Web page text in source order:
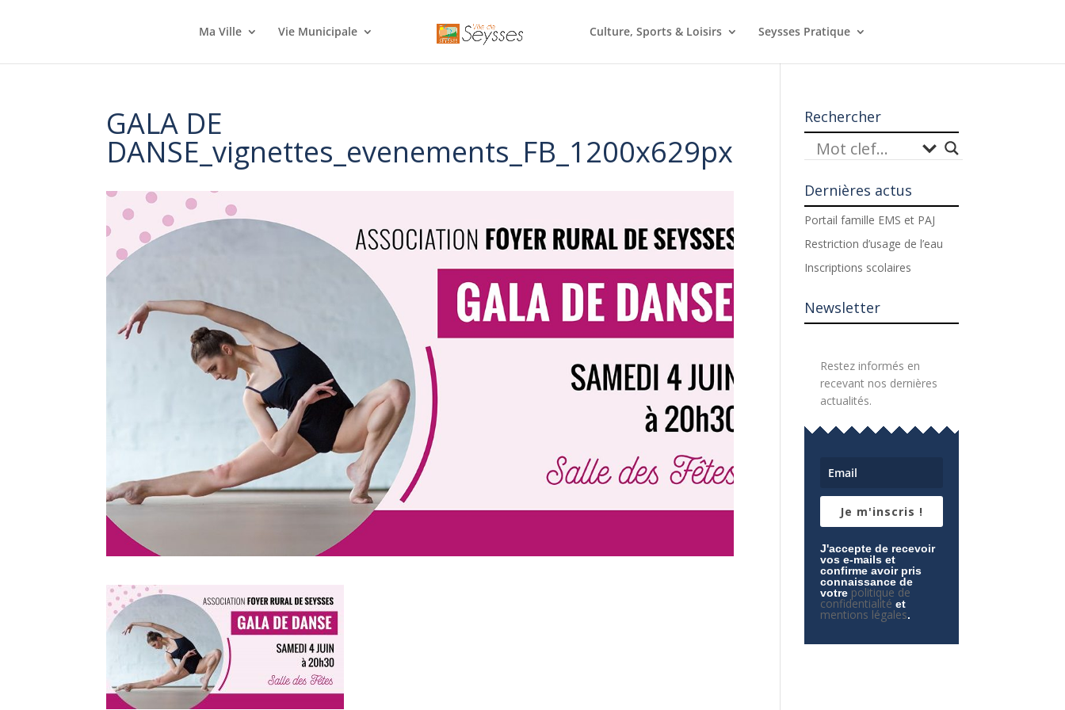
Ma Ville Vie Municipale Culture, Sports & Loisirs Seysses Pratique
GALA DE
DANSE_vignettes_evenements_FB_1200x629px
Rechercher
Dernières actus
Portail famille EMS et PAJ
Restriction d’usage de l’eau
Inscriptions scolaires
Newsletter
Restez informés en
recevant nos dernières
actualités.
Je m'inscris !
J'accepte de recevoir
vos e-mails et
confirme avoir pris
connaissance de
votre politique de
confidentialité et
mentions légales.